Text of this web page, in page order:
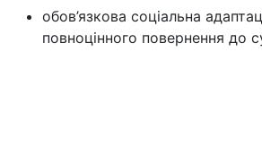
обов’язкова соціальна
повноцінного повернення до